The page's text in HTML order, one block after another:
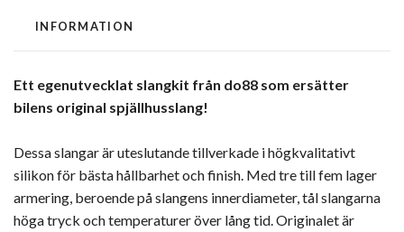
INFORMATION
Ett egenutvecklat slangkit från do88 som ersätter
bilens original spjällhusslang!
Dessa slangar är uteslutande tillverkade i högkvalitativt
silikon för bästa hållbarhet och finish. Med tre till fem lager
armering, beroende på slangens innerdiameter, tål slangarna
höga tryck och temperaturer över lång tid. Originalet är